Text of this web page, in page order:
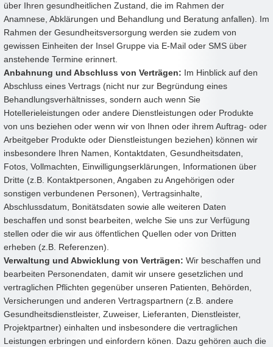
über Ihren gesundheitlichen Zustand, die im Rahmen der
Anamnese, Abklärungen und Behandlung und Beratung anfallen). Im
Rahmen der Gesundheitsversorgung werden sie zudem von
gewissen Einheiten der Insel Gruppe via E-Mail oder SMS über
anstehende Termine erinnert.
Anbahnung und Abschluss von Verträgen: Im Hinblick auf den
Abschluss eines Vertrags (nicht nur zur Begründung eines
Behandlungsverhältnisses, sondern auch wenn Sie
Hotellerieleistungen oder andere Dienstleistungen oder Produkte
von uns beziehen oder wenn wir von Ihnen oder ihrem Auftrag- oder
Arbeitgeber Produkte oder Dienstleistungen beziehen) können wir
insbesondere Ihren Namen, Kontaktdaten, Gesundheitsdaten,
Fotos, Vollmachten, Einwilligungserklärungen, Informationen über
Dritte (z.B. Kontaktpersonen, Angaben zu Angehörigen oder
sonstigen verbundenen Personen), Vertragsinhalte,
Abschlussdatum, Bonitätsdaten sowie alle weiteren Daten
beschaffen und sonst bearbeiten, welche Sie uns zur Verfügung
stellen oder die wir aus öffentlichen Quellen oder von Dritten
erheben (z.B. Referenzen).
Verwaltung und Abwicklung von Verträgen: Wir beschaffen und
bearbeiten Personendaten, damit wir unsere gesetzlichen und
vertraglichen Pflichten gegenüber unseren Patienten, Behörden,
Versicherungen und anderen Vertragspartnern (z.B. andere
Gesundheitsdienstleister, Zuweiser, Lieferanten, Dienstleister,
Projektpartner) einhalten und insbesondere die vertraglichen
Leistungen erbringen und einfordern könen. Dazu gehören auch die